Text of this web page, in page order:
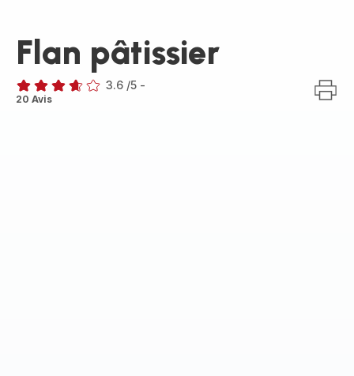
Flan pâtissier
ratings.3.6
3.6 /5 -
20 Avis